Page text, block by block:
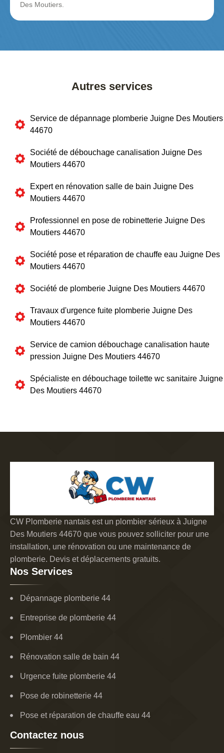
Des Moutiers.
Autres services
Service de dépannage plomberie Juigne Des Moutiers
44670
Société de débouchage canalisation Juigne Des
Moutiers 44670
Expert en rénovation salle de bain Juigne Des
Moutiers 44670
Professionnel en pose de robinetterie Juigne Des
Moutiers 44670
Société pose et réparation de chauffe eau Juigne Des
Moutiers 44670
Société de plomberie Juigne Des Moutiers 44670
Travaux d'urgence fuite plomberie Juigne Des
Moutiers 44670
Service de camion débouchage canalisation haute
pression Juigne Des Moutiers 44670
Spécialiste en débouchage toilette wc sanitaire Juigne
Des Moutiers 44670
CW Plomberie nantais est un plombier sérieux à Juigne
Des Moutiers 44670 que vous pouvez solliciter pour une
installation, une rénovation ou une maintenance de
plomberie. Devis et déplacements gratuits.
Nos Services
Dépannage plomberie 44
Entreprise de plomberie 44
Plombier 44
Rénovation salle de bain 44
Urgence fuite plomberie 44
Pose de robinetterie 44
Pose et réparation de chauffe eau 44
Contactez nous